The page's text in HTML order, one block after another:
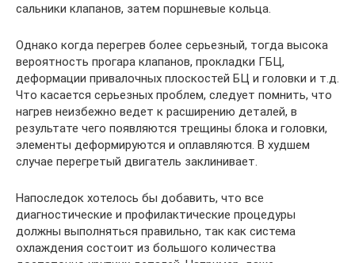
сальники клапанов, затем поршневые кольца.
Однако когда перегрев более серьезный, тогда высока
вероятность прогара клапанов, прокладки ГБЦ,
деформации привалочных плоскостей БЦ и головки и т.д.
Что касается серьезных проблем, следует помнить, что
нагрев неизбежно ведет к расширению деталей, в
результате чего появляются трещины блока и головки,
элементы деформируются и оплавляются. В худшем
случае перегретый двигатель заклинивает.
Напоследок хотелось бы добавить, что все
диагностические и профилактические процедуры
должны выполняться правильно, так как система
охлаждения состоит из большого количества